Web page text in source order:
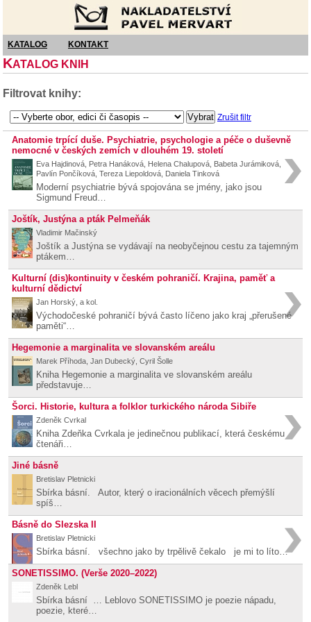
KATALOG KONTAKT
KATALOG KNIH
Filtrovat knihy:
Zrušit filtr
Anatomie trpící duše. Psychiatrie, psychologie a péče o duševně
nemocné v českých zemích v dlouhém 19. století
Eva Hajdinová, Petra Hanáková, Helena Chalupová, Babeta Jurámiková,
Pavlín Pončíková, Tereza Liepoldová, Daniela Tinková
Moderní psychiatrie bývá spojována se jmény, jako jsou
Sigmund Freud…
Joštík, Justýna a pták Pelmeňák
Vladimir Mačinský
Joštík a Justýna se vydávají na neobyčejnou cestu za tajemným
ptákem…
Kulturní (dis)kontinuity v českém pohraničí. Krajina, paměť a
kulturní dědictví
Jan Horský, a kol.
Východočeské pohraničí bývá často líčeno jako kraj „přerušené
paměti“…
Hegemonie a marginalita ve slovanském areálu
Marek Příhoda, Jan Dubecký, Cyril Šolle
Kniha Hegemonie a marginalita ve slovanském areálu
představuje…
Šorci. Historie, kultura a folklor turkického národa Sibiře
Zdeněk Cvrkal
Kniha Zdeňka Cvrkala je jedinečnou publikací, která českému
čtenáři…
Jiné básně
Bretislav Pletnicki
Sbírka básní. Autor, který o iracionálních věcech přemýšlí
spíš…
Básně do Slezska II
Bretislav Pletnicki
Sbírka básní. všechno jako by trpělivě čekalo je mi to líto…
SONETISSIMO. (Verše 2020–2022)
Zdeněk Lebl
Sbírka básní … Leblovo SONETISSIMO je poezie nápadu,
poezie, které…